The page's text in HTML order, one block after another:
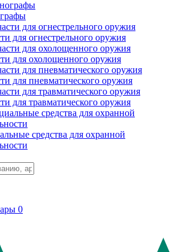
для огнестрельного оружия
для охолощенного оружия
для пневматического оружия
для травматического оружия
средства для охранной
0